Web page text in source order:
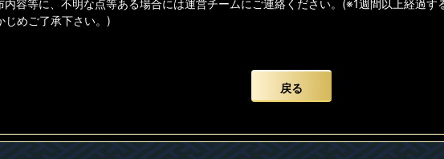
内容等に、不明な点等ある場合には運営チームにご連絡ください。(※1週間以上経過
じめご了承下さい。)
戻る